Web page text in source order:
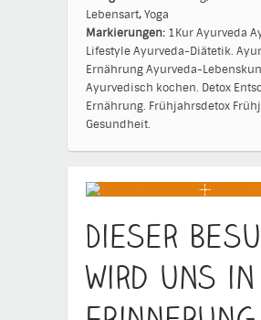
Lebensart,Yoga
Markierungen: 1KurAyurveda
LifestyleAyurveda-Diätetik.
ErnährungAyurveda-
Ayurvedisch kochen. Detox
Ernährung. Frühjahrsdetox
Gesundheit.
Dieser
wird uns in